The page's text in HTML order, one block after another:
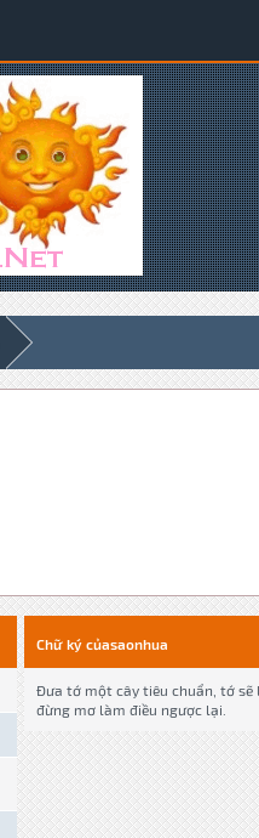
Chữ ký củasaonhua
Đưa tớ một cây tiêu chuẩn, tớ sẽ
đừng mơ làm điều ngược lại.